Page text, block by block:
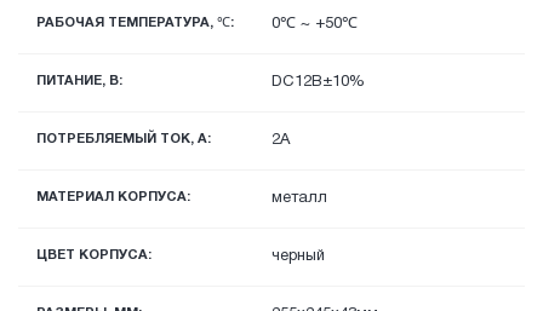
РАБОЧАЯ ТЕМПЕРАТУРА, ℃: 0℃ ~ +50℃
ПИТАНИЕ, В: DC12В±10%
ПОТРЕБЛЯЕМЫЙ ТОК, А: 2A
МАТЕРИАЛ КОРПУСА: металл
ЦВЕТ КОРПУСА: черный